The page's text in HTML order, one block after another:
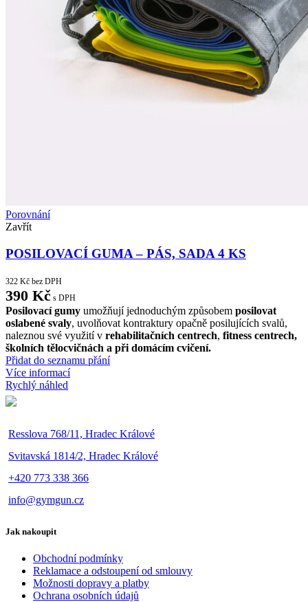
Porovnání
Zavřít
POSILOVACÍ GUMA – PÁS, SADA 4 KS
322 Kč bez DPH
390 Kč s DPH
Posilovací gumy umožňují jednoduchým způsobem posilovat
oslabené svaly, uvolňovat kontraktury opačně posilujících svalů,
naleznou své využití v rehabilitačních centrech, fitness centrech,
školních tělocvičnách a při domácím cvičení.
Přidat do seznamu přání
Více informací
Rychlý náhled
Resslova 768/11, Hradec Králové
Svitavská 1814/2, Hradec Králové
+420 773 338 366
info@gymgun.cz
Jak nakoupit
Obchodní podmínky
Reklamace a odstoupení od smlouvy
Možnosti dopravy a platby
Ochrana osobních údajů